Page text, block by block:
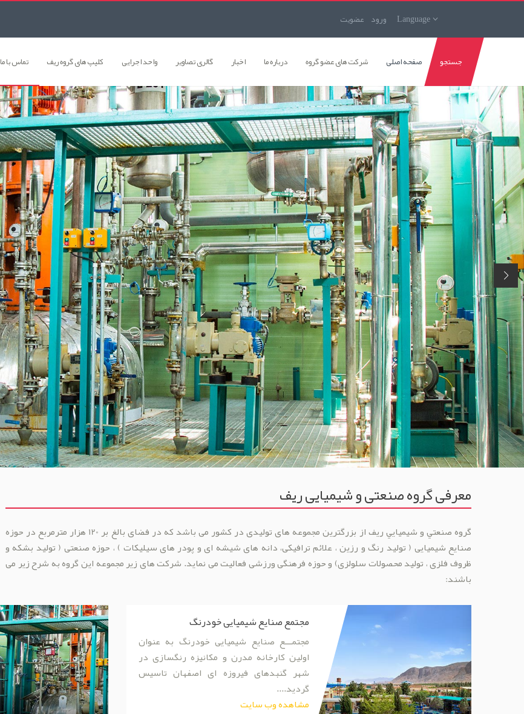
عضويت ورود Language
جستجو صفحه اصلی شرکت های عضو گروه درباره ما اخبار گالری تصاوير واحد اجرایی کلیپ های گروه ریف تماس با ما
معرفی گروه صنعتی و شیمیایی ریف
گروه صنعتي و شيميايي ريف از بزرگترین مجموعه های تولیدی در کشور می باشد که در فضای بالغ بر 120 هزار مترمربع در حوزه
صنایع شیمیایی ( تولید رنگ و رزین ، علائم ترافیکی، دانه های شیشه ای و پودر های سیلیکات ) ، حوزه صنعتی ( تولید بشکه و
ظروف فلزی ، تولید محصولات سلولزی) و حوزه فرهنگی ورزشی فعالیت می نماید. شرکت های زیر مجموعه این گروه به شرح زیر می
باشند:
مجتمع صنایع شیمیایی خودرنگ
مجتمـــع صنایع شیمیایی خودرنگ به عنوان
اولین کارخانه مدرن و مکانیزه رنگسازی در
شهر گنبدهای فیروزه ای اصفهان تاسیس
گردید....
مشاهده وب سایت